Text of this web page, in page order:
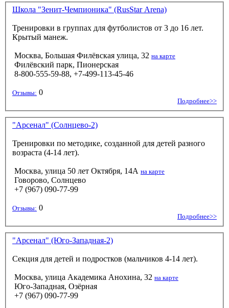
Школа "Зенит-Чемпионика" (RusStar Arena)
Тренировки в группах для футболистов от 3 до 16 лет.
Крытый манеж.
Москва, Большая Филёвская улица, 32 на карте
Филёвский парк, Пионерская
8-800-555-59-88, +7-499-113-45-46
Отзывы: 0
Подробнее>>
"Арсенал" (Солнцево-2)
Тренировки по методике, созданной для детей разного
возраста (4-14 лет).
Москва, улица 50 лет Октября, 14А на карте
Говорово, Солнцево
+7 (967) 090-77-99
Отзывы: 0
Подробнее>>
"Арсенал" (Юго-Западная-2)
Секция для детей и подростков (мальчиков 4-14 лет).
Москва, улица Академика Анохина, 32 на карте
Юго-Западная, Озёрная
+7 (967) 090-77-99